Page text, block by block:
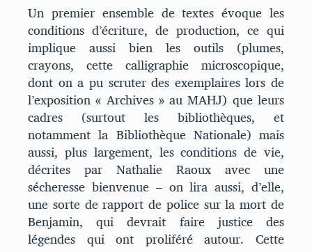
Un premier ensemble de textes évoque les
conditions d’écriture, de production, ce qui
implique aussi bien les outils (plumes,
crayons, cette calligraphie microscopique,
dont on a pu scruter des exemplaires lors de
l’exposition « Archives » au MAHJ) que leurs
cadres (surtout les bibliothèques, et
notamment la Bibliothèque Nationale) mais
aussi, plus largement, les conditions de vie,
décrites par Nathalie Raoux avec une
sécheresse bienvenue – on lira aussi, d’elle,
une sorte de rapport de police sur la mort de
Benjamin, qui devrait faire justice des
légendes qui ont proliféré autour. Cette